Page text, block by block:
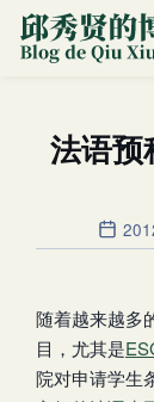
法语预
随着越来越多
目，尤其是
院对申请学生